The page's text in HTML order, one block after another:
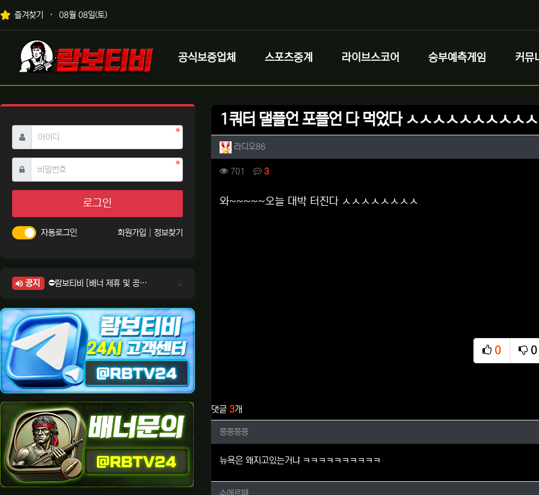
상단 네비
즐겨찾기 08월 08일(토)
메인 메뉴
로고
공식보증업체 스포츠중계 라이브스코어 승부예측게임 커뮤
1쿼터 댈플언 포플언 다 먹었다 ㅅㅅㅅㅅㅅㅅㅅㅅㅅ
작성자 정보
라디오86작성
컨텐츠 정보
701 조회 3댓글
본문
와~~~~~오늘 대박 터진다 ㅅㅅㅅㅅㅅㅅㅅㅅ
0
추천
0
비
댓글 3개
쫑쫑쫑쫑님의 댓글
쫑쫑쫑쫑
뉴욕은 왜지고있는거냐 ㅋㅋㅋㅋㅋㅋㅋㅋㅋㅋ
수에르떼님의 댓글
수에르떼
아이디 필수
비밀번호필수
로그인
자동로그인 회원가입 정보찾기
공지
⛔람보티비 [배너 제휴 및 공식 입점 문의 안내]
⛔람보티비 [정회원 등급UP! 안내사항]
⛔람보티비 [채팅방 이용시 주의사항]
⛔람보티비 [공식보증업체 안내]